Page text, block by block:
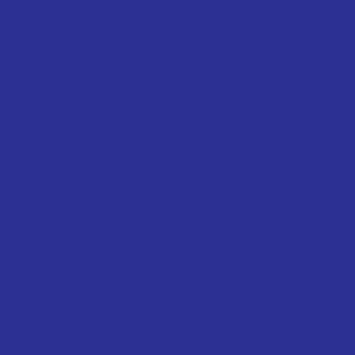
bật của Tinh Dầu Đại Bi bao gồm:
đau khớp.
đặc biệt là trong việc chăm sóc da và tóc.